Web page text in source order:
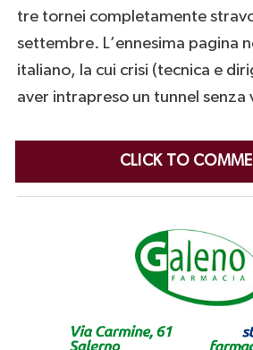
tre tornei completamente
settembre. L’ennesima pagina
italiano, la cui crisi (tecnica e
aver intrapreso un tunnel senza
CLICK TO